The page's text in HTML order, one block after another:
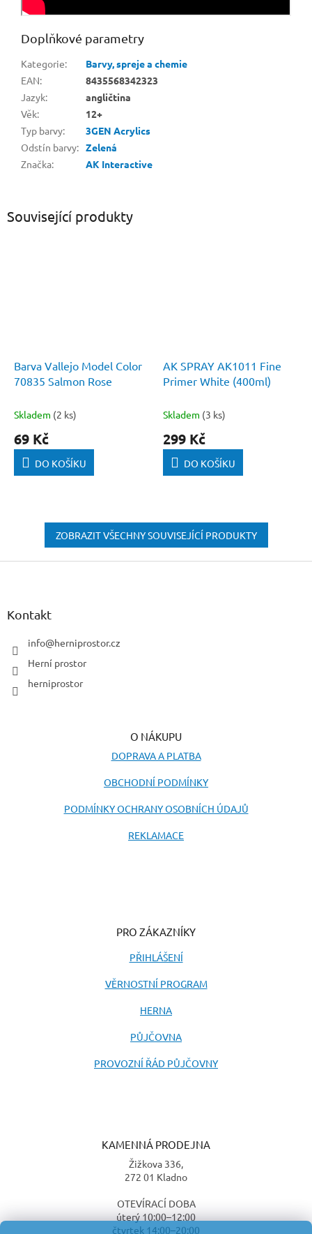
Související produkty
Barva Vallejo Model Color
70835 Salmon Rose
Skladem (2 ks)
69 Kč
DO KOŠÍKU
AK SPRAY AK1011 Fine
Primer White (400ml)
Skladem (3 ks)
299 Kč
DO KOŠÍKU
ZOBRAZIT VŠECHNY SOUVISEJÍCÍ PRODUKTY
Doplňkové parametry
Kategorie:
Barvy, spreje a chemie
EAN:
8435568342323
Jazyk:
angličtina
Věk:
12+
Typ barvy:
3GEN Acrylics
Odstín barvy: Zelená
Značka: AK Interactive
Z
Kontakt
info@herniprostor.cz
Herní prostor
herniprostor
O NÁKUPU
DOPRAVA A PLATBA
OBCHODNÍ PODMÍNKY
PODMÍNKY OCHRANY OSOBNÍCH ÚDAJŮ
REKLAMACE
PRO ZÁKAZNÍKY
PŘIHLÁŠENÍ
VĚRNOSTNÍ PROGRAM
HERNA
PŮJČOVNA
PROVOZNÍ ŘÁD PŮJČOVNY
KAMENNÁ PRODEJNA
Žižkova 336,
272 01 Kladno
OTEVÍRACÍ DOBA
úterý 10:00–12:00
čtvrtek 14:00–20:00